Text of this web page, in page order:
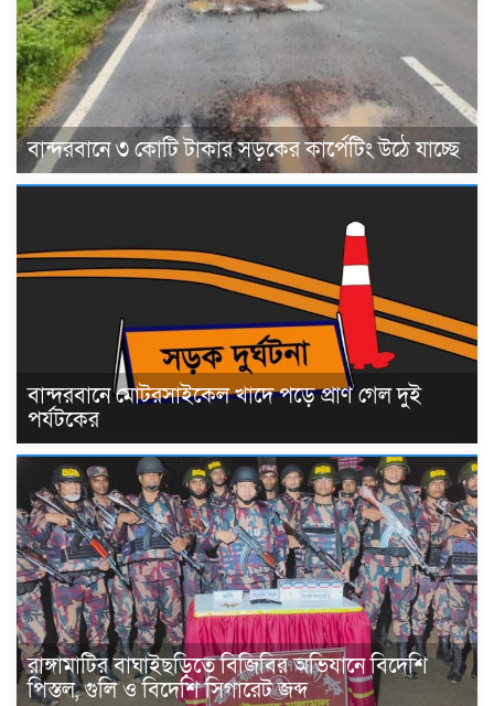
বান্দরবানে ৩ কোটি টাকার সড়কের কার্পেটিং উঠে যাচ্ছে
বান্দরবানে মোটরসাইকেল খাদে পড়ে প্রাণ গেল দুই
পর্যটকের
রাঙ্গামাটির বাঘাইছড়িতে বিজিবির অভিযানে বিদেশি
পিস্তল, গুলি ও বিদেশি সিগারেট জব্দ